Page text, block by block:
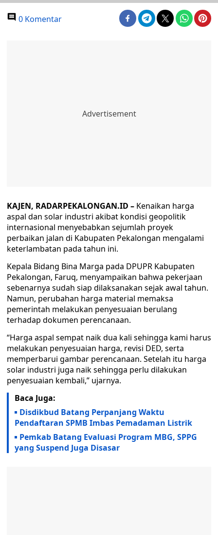
0 Komentar
KAJEN, RADARPEKALONGAN.ID – Kenaikan harga
aspal dan solar industri akibat kondisi geopolitik
internasional menyebabkan sejumlah proyek
perbaikan jalan di Kabupaten Pekalongan mengalami
keterlambatan pada tahun ini.
Kepala Bidang Bina Marga pada DPUPR Kabupaten
Pekalongan, Faruq, menyampaikan bahwa pekerjaan
sebenarnya sudah siap dilaksanakan sejak awal tahun.
Namun, perubahan harga material memaksa
pemerintah melakukan penyesuaian berulang
terhadap dokumen perencanaan.
“Harga aspal sempat naik dua kali sehingga kami harus
melakukan penyesuaian harga, revisi DED, serta
memperbarui gambar perencanaan. Setelah itu harga
solar industri juga naik sehingga perlu dilakukan
penyesuaian kembali,” ujarnya.
Baca Juga:
Disdikbud Batang Perpanjang Waktu
Pendaftaran SPMB Imbas Pemadaman Listrik
Pemkab Batang Evaluasi Program MBG, SPPG
yang Suspend Juga Disasar